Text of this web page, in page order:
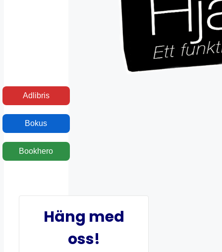
Adlibris
Bokus
Bookhero
Häng med
oss!